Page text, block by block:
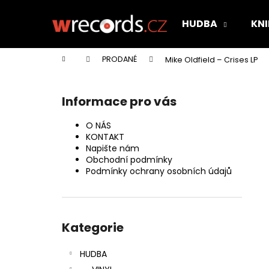
HUDBA
Domů PRODANÉ Mike Oldfield ‎– Crises LP
Informace pro vás
O NÁS
KONTAKT
Napište nám
Obchodní podmínky
Podmínky ochrany osobních údajů
kategorie
Kategorie
HUDBA
í
Zpět
do
Zpět
do